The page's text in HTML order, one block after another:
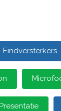
Eindversterkers